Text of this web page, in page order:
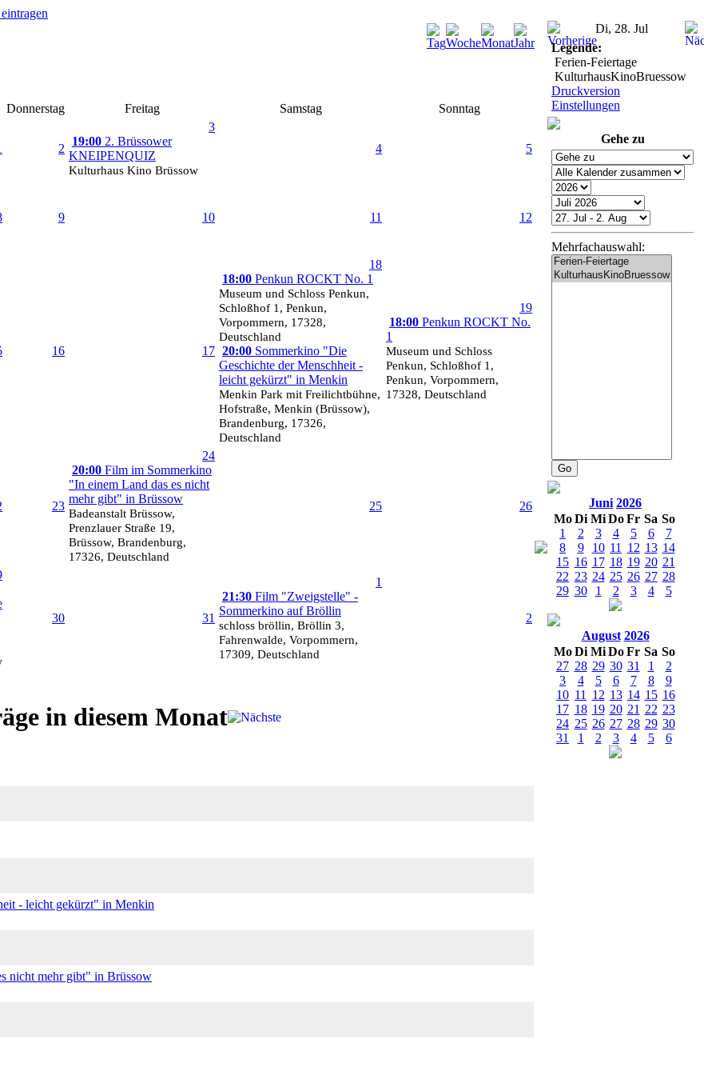
Donnerstag Freitag Samstag Sonntag
2
3
19:00 2. Brüssower
KNEIPENQUIZ
Kulturhaus Kino Brüssow
4 5
9 10 11 12
16 17
18
18:00 Penkun ROCKT No. 1
Museum und Schloss Penkun,
Schloßhof 1, Penkun,
Vorpommern, 17328,
Deutschland
20:00 Sommerkino "Die
Geschichte der Menschheit -
leicht gekürzt" in Menkin
Menkin Park mit Freilichtbühne,
Hofstraße, Menkin (Brüssow),
Brandenburg, 17326,
Deutschland
19
18:00 Penkun ROCKT No.
1
Museum und Schloss
Penkun, Schloßhof 1,
Penkun, Vorpommern,
17328, Deutschland
23
24
20:00 Film im Sommerkino
"In einem Land das es nicht
mehr gibt" in Brüssow
Badeanstalt Brüssow,
Prenzlauer Straße 19,
Brüssow, Brandenburg,
17326, Deutschland
25 26
30 31
1
21:30 Film "Zweigstelle" -
Sommerkino auf Bröllin
schloss bröllin, Bröllin 3,
Fahrenwalde, Vorpommern,
17309, Deutschland
2
in diesem Monat
- leicht gekürzt" in Menkin
nicht mehr gibt" in Brüssow
Di, 28. Jul
Legende:
Ferien-Feiertage
KulturhausKinoBruessow
Druckversion
Einstellungen
Gehe zu
Mehrfachauswahl:
Juni 2026
Mo Di MiDo Fr Sa So
1
2 3 4 5 6
7
8
9 10 11 12 13 14
15 16 17 18 19 20 21
22 23 24 25 26 27 28
29 30 1 2 3 4 5
August 2026
Mo Di MiDo Fr Sa So
27 28 29 30 31 1
2
3
4 5 6 7 8
9
10 11 12 13 14 15 16
17 18 19 20 21 22 23
24 25 26 27 28 29 30
31
1 2 3 4 5 6